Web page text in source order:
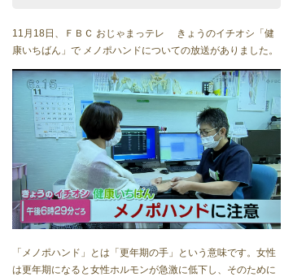
11月18日、ＦＢＣ おじゃまっテレ きょうのイチオシ「健
康いちばん」で メノポハンドについての放送がありました。
「メノポハンド」とは「更年期の手」という意味です。女性
は更年期になると女性ホルモンが急激に低下し、そのために